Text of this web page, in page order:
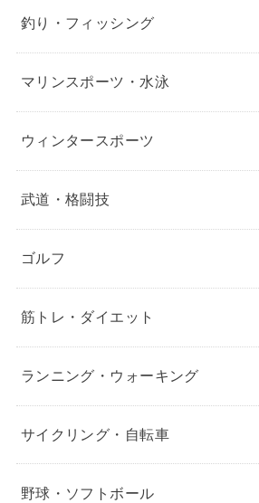
釣り・フィッシング
マリンスポーツ・水泳
ウィンタースポーツ
武道・格闘技
ゴルフ
筋トレ・ダイエット
ランニング・ウォーキング
サイクリング・自転車
野球・ソフトボール